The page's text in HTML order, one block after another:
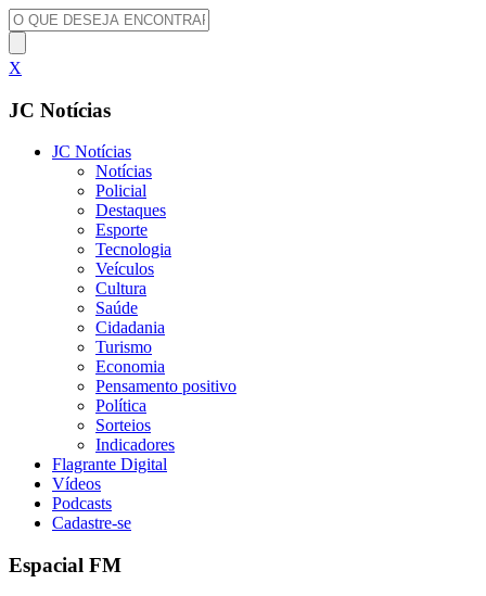
X
JC Notícias
JC Notícias
Notícias
Policial
Destaques
Esporte
Tecnologia
Veículos
Cultura
Saúde
Cidadania
Turismo
Economia
Pensamento positivo
Política
Sorteios
Indicadores
Flagrante Digital
Vídeos
Podcasts
Cadastre-se
Espacial FM